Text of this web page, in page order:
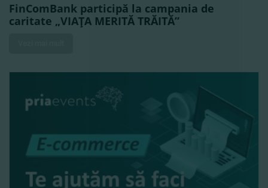
FinComBank participă la campania de
caritate „VIAŢA MERITĂ TRĂITĂ”